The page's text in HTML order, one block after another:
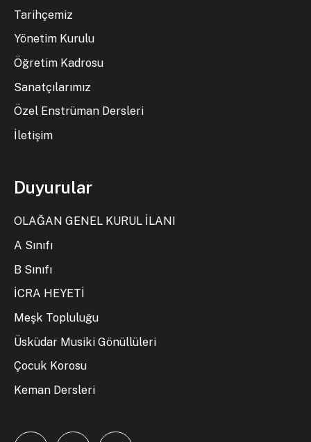
Tarihçemiz
Yönetim Kurulu
Öğretim Kadrosu
Sanatçılarımız
Özel Enstrüman Dersleri
İletişim
Duyurular
OLAĞAN GENEL KURUL İLANI
A Sınıfı
B Sınıfı
İCRA HEYETİ
Meşk Topluluğu
Üsküdar Musiki Gönüllüleri
Çocuk Korosu
Keman Dersleri